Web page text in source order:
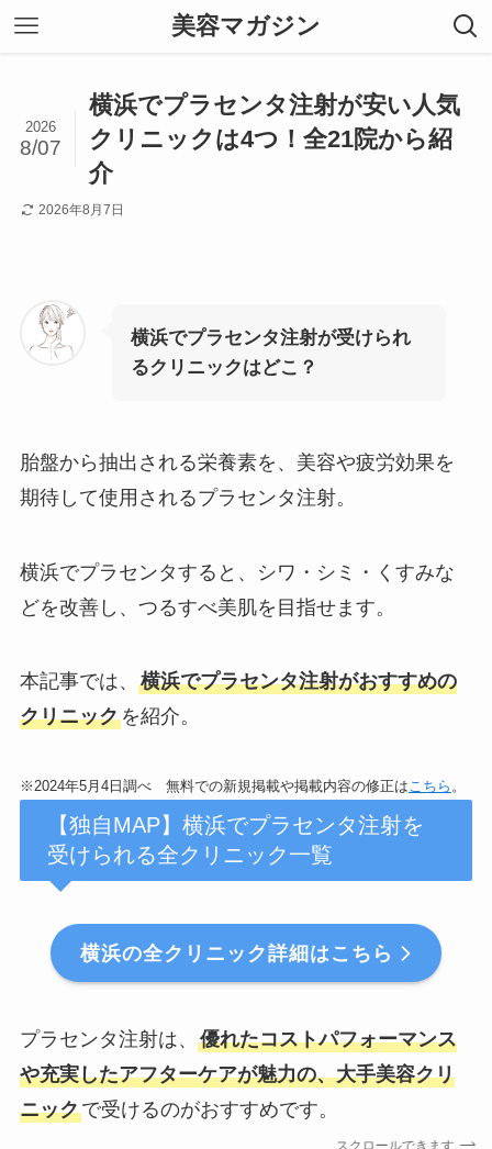
美容マガジン
横浜でプラセンタ注射が安い人気
クリニックは4つ！全21院から紹
介
2026
8/07
2026年8月7日
横浜でプラセンタ注射が受けられ
るクリニックはどこ？
胎盤から抽出される栄養素を、美容や疲労効果を
期待して使用されるプラセンタ注射。
横浜でプラセンタすると、シワ・シミ・くすみな
どを改善し、つるすべ美肌を目指せます。
本記事では、 横浜でプラセンタ注射がおすすめの
クリニックを紹介。
※2024年5月4日調べ 無料での新規掲載や掲載内容の修正はこちら 。
【独自MAP】横浜でプラセンタ注射を
受けられる全クリニック一覧
横浜の全クリニック詳細はこちら
プラセンタ注射は、 優れたコストパフォーマンス
や充実したアフターケアが魅力の、大手美容クリ
ニックで受けるのがおすすめです。